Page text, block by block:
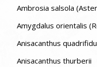
Ambrosia salsola
Amygdalus orientalis
Anisacanthus
Anisacanthus thurberii